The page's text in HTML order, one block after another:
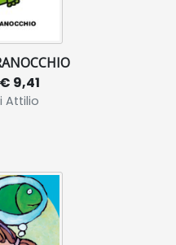
€ 9,41
Attilio